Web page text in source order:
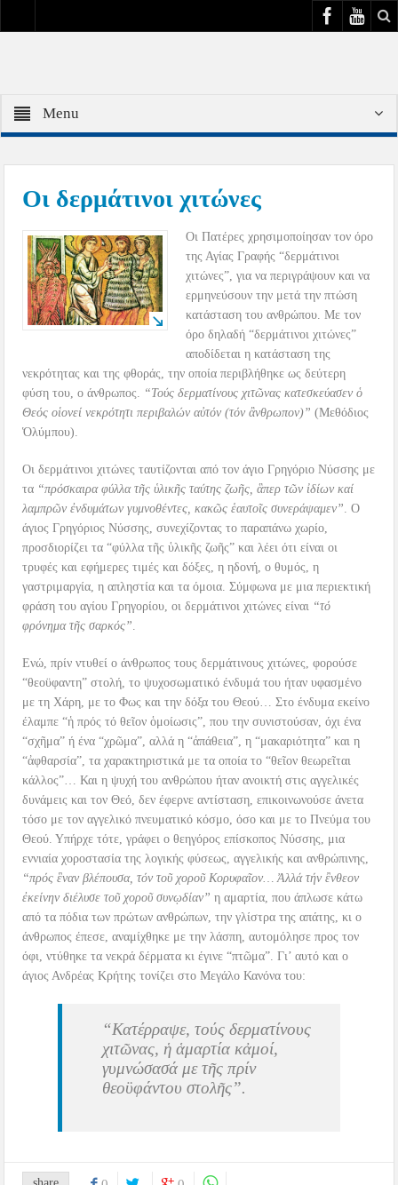
Menu
Οι δερμάτινοι χιτώνες
Οι Πατέρες χρησιμοποίησαν τον όρο
της Αγίας Γραφής “δερμάτινοι
χιτώνες”, για να περιγράψουν και να
ερμηνεύσουν την μετά την πτώση
κατάσταση του ανθρώπου. Με τον
όρο δηλαδή “δερμάτινοι χιτώνες”
αποδίδεται η κατάσταση της
νεκρότητας και της φθοράς, την οποία περιβλήθηκε ως δεύτερη
φύση του, ο άνθρωπος. “Τούς δερματίνους χιτῶνας κατεσκεύασεν ὁ
Θεός οἱονεί νεκρότητι περιβαλών αὐτόν (τόν ἂνθρωπον)” (Μεθόδιος
Ὁλύμπου).
Οι δερμάτινοι χιτώνες ταυτίζονται από τον άγιο Γρηγόριο Νύσσης με
τα “πρόσκαιρα φύλλα τῆς ὑλικῆς ταύτης ζωῆς, ἃπερ τῶν ἰδίων καί
λαμπρῶν ἐνδυμάτων γυμνοθέντες, κακῶς ἑαυτοῖς συνεράψαμεν”. Ο
άγιος Γρηγόριος Νύσσης, συνεχίζοντας το παραπάνω χωρίο,
προσδιορίζει τα “φύλλα τῆς ὑλικῆς ζωῆς” και λέει ότι είναι οι
τρυφές και εφήμερες τιμές και δόξες, η ηδονή, ο θυμός, η
γαστριμαργία, η απληστία και τα όμοια. Σύμφωνα με μια περιεκτική
φράση του αγίου Γρηγορίου, οι δερμάτινοι χιτώνες είναι “τό
φρόνημα τῆς σαρκός”.
Ενώ, πρίν ντυθεί ο άνθρωπος τους δερμάτινους χιτώνες, φορούσε
“θεοϋφαντη” στολή, το ψυχοσωματικό ένδυμά του ήταν υφασμένο
με τη Χάρη, με το Φως και την δόξα του Θεού… Στο ένδυμα εκείνο
έλαμπε “ἡ πρός τό θεῖον ὁμοίωσις”, που την συνιστούσαν, όχι ένα
“σχῆμα” ή ένα “χρῶμα”, αλλά η “ἀπάθεια”, η “μακαριότητα” και η
“ἀφθαρσία”, τα χαρακτηριστικά με τα οποία το “θεῖον θεωρεῖται
κάλλος”… Και η ψυχή του ανθρώπου ήταν ανοικτή στις αγγελικές
δυνάμεις και τον Θεό, δεν έφερνε αντίσταση, επικοινωνούσε άνετα
τόσο με τον αγγελικό πνευματικό κόσμο, όσο και με το Πνεύμα του
Θεού. Υπήρχε τότε, γράφει ο θεηγόρος επίσκοπος Νύσσης, μια
εννιαία χοροστασία της λογικής φύσεως, αγγελικής και ανθρώπινης,
“πρός ἓναν βλέπουσα, τόν τοῦ χοροῦ Κορυφαῖον… Ἀλλά τήν ἒνθεον
ἐκείνην διέλυσε τοῦ χοροῦ συνῳδίαν” η αμαρτία, που άπλωσε κάτω
από τα πόδια των πρώτων ανθρώπων, την γλίστρα της απάτης, κι ο
άνθρωπος έπεσε, αναμίχθηκε με την λάσπη, αυτομόλησε προς τον
όφι, ντύθηκε τα νεκρά δέρματα κι έγινε “πτῶμα”. Γι’ αυτό και ο
άγιος Ανδρέας Κρήτης τονίζει στο Μεγάλο Κανόνα του:
“Κατέρραψε, τούς δερματίνους
χιτῶνας, ἡ ἁμαρτία κἀμοί,
γυμνώσασά με τῆς πρίν
θεοϋφάντου στολῆς”.